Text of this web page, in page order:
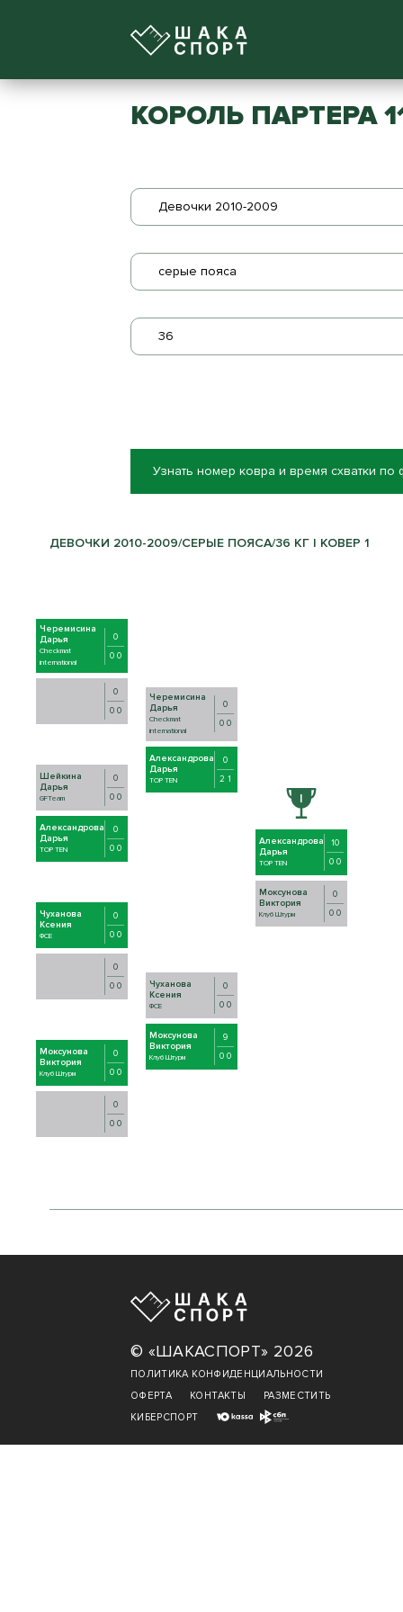
КОРОЛЬ ПАРТЕРА
Девочки 2010-2009
серые пояса
36
Узнать номер ковра и время схватки по
ДЕВОЧКИ 2010-2009/СЕРЫЕ ПОЯСА/36 КГ | КОВЕР 1
Черемисина
Дарья
Checkmat
international
0
0 0
0
0 0
Шейкина
Дарья
GFTeam
0
0 0
Александрова
Дарья
TOP TEN
0
0 0
Чуханова
Ксения
ФСЕ
0
0 0
0
0 0
Моксунова
Виктория
Клуб Штурм
0
0 0
0
0 0
Черемисина
Дарья
Checkmat
international
0
0 0
Александрова
Дарья
TOP TEN
0
2 1
Чуханова
Ксения
ФСЕ
0
0 0
Моксунова
Виктория
Клуб Штурм
9
0 0
Александрова
Дарья
TOP TEN
10
0 0
Моксунова
Виктория
Клуб Штурм
0
0 0
© «ШАКАСПОРТ» 2026
ПОЛИТИКА КОНФИДЕНЦИАЛЬНОСТИ
ОФЕРТА
КОНТАКТЫ
РАЗМЕСТИТЬ
КИБЕРСПОРТ